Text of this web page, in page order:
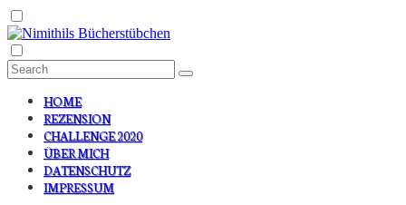
HOME
REZENSION
CHALLENGE 2020
ÜBER MICH
DATENSCHUTZ
IMPRESSUM